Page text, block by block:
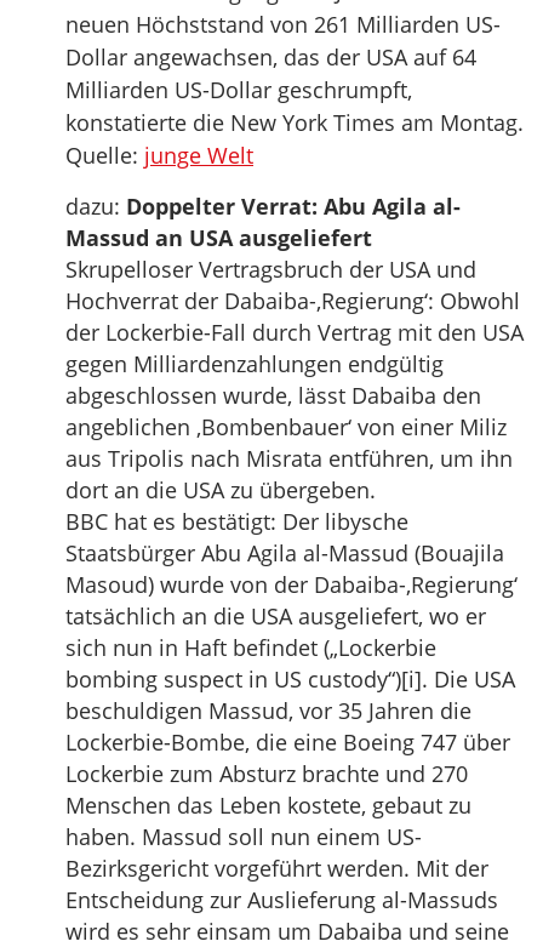
neuen Höchststand von 261 Milliarden US-
Dollar angewachsen, das der USA auf 64
Milliarden US-Dollar geschrumpft,
konstatierte die New York Times am Montag.
Quelle: junge Welt
dazu: Doppelter Verrat: Abu Agila al-
Massud an USA ausgeliefert
Skrupelloser Vertragsbruch der USA und
Hochverrat der Dabaiba-‚Regierung‘: Obwohl
der Lockerbie-Fall durch Vertrag mit den USA
gegen Milliardenzahlungen endgültig
abgeschlossen wurde, lässt Dabaiba den
angeblichen ‚Bombenbauer‘ von einer Miliz
aus Tripolis nach Misrata entführen, um ihn
dort an die USA zu übergeben.
BBC hat es bestätigt: Der libysche
Staatsbürger Abu Agila al-Massud (Bouajila
Masoud) wurde von der Dabaiba-‚Regierung‘
tatsächlich an die USA ausgeliefert, wo er
sich nun in Haft befindet („Lockerbie
bombing suspect in US custody“)[i]. Die USA
beschuldigen Massud, vor 35 Jahren die
Lockerbie-Bombe, die eine Boeing 747 über
Lockerbie zum Absturz brachte und 270
Menschen das Leben kostete, gebaut zu
haben. Massud soll nun einem US-
Bezirksgericht vorgeführt werden. Mit der
Entscheidung zur Auslieferung al-Massuds
wird es sehr einsam um Dabaiba und seine